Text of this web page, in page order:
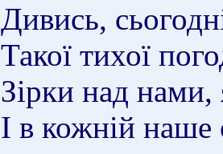
Дивись,
Такої тихої
Зірки над нами,
І в кожній наше